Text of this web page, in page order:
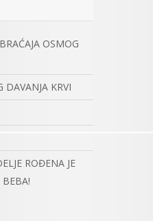
OSMOG
DAVANJA KRVI
ROĐENA JE
BEBA!